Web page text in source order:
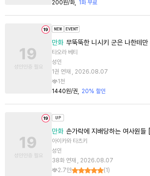
200원/화
1화 무료
만화 무뚝뚝한 니시키 군은 나한테
타오라 베티
성인
1권 연재 , 2026.08.07
1천
1440원/권
20% 할인
만화 손가락에 지배당하는 여사원들
아이카와 타츠키
성인
38화 연재 , 2026.08.07
2.7만
(1 )